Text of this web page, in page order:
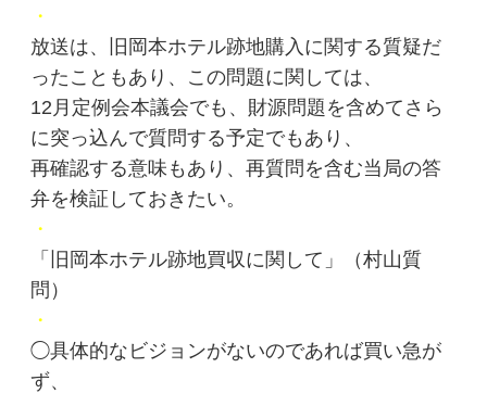
・
放送は、旧岡本ホテル跡地購入に関する質疑だ
ったこともあり、この問題に関しては、
12月定例会本議会でも、財源問題を含めてさら
に突っ込んで質問する予定でもあり、
再確認する意味もあり、再質問を含む当局の答
弁を検証しておきたい。
・
「旧岡本ホテル跡地買収に関して」（村山質
問）
・
◯具体的なビジョンがないのであれば買い急が
ず、